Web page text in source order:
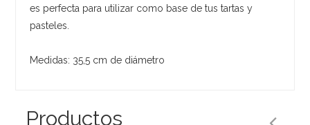
es perfecta para utilizar como base de tus tartas y
pasteles.
Medidas: 35,5 cm de diámetro
Productos